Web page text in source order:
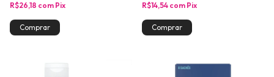
R$26,18 com Pix R$14,54 com Pix